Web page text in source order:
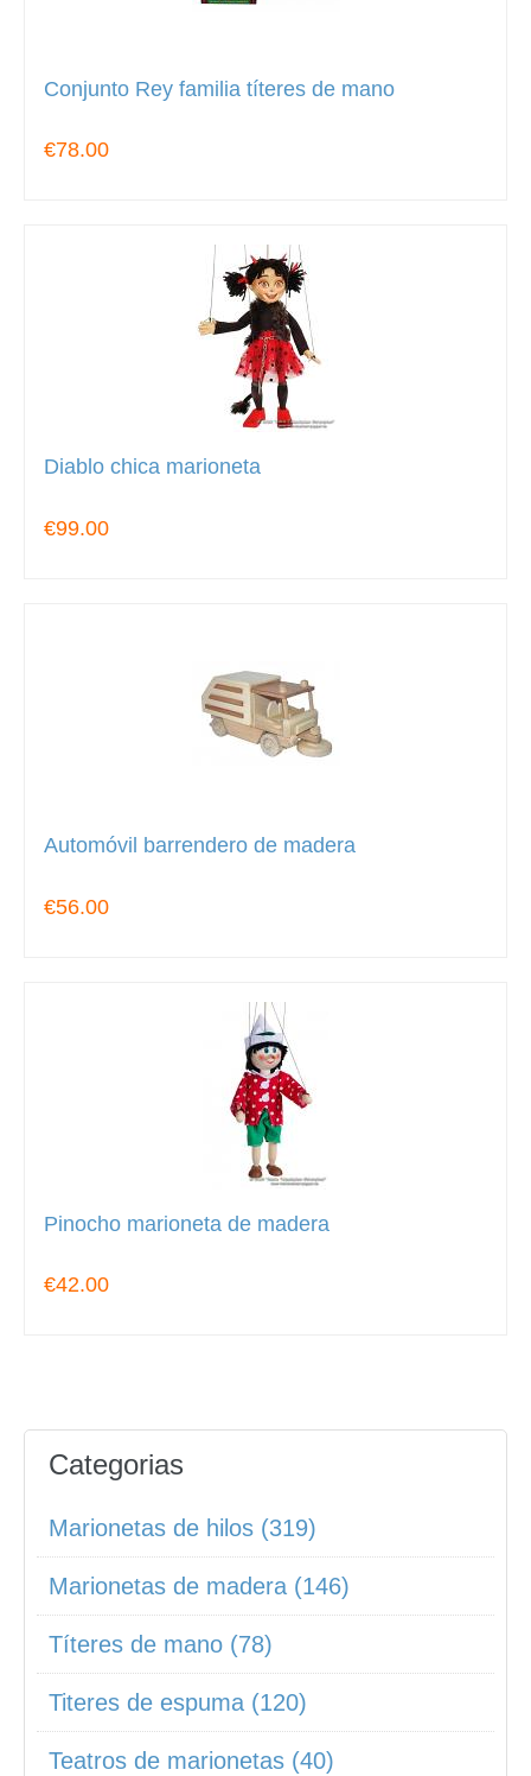
Conjunto Rey familia títeres de mano
€78.00
Diablo chica marioneta
€99.00
Automóvil barrendero de madera
€56.00
Pinocho marioneta de madera
€42.00
Categorias
Marionetas de hilos (319)
Marionetas de madera (146)
Títeres de mano (78)
Titeres de espuma (120)
Teatros de marionetas (40)